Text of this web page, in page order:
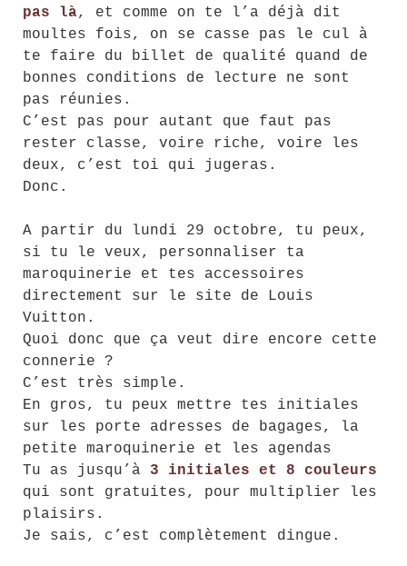
pas là, et comme on te l’a déjà dit
moultes fois, on se casse pas le cul à
te faire du billet de qualité quand de
bonnes conditions de lecture ne sont
pas réunies.
C’est pas pour autant que faut pas
rester classe, voire riche, voire les
deux, c’est toi qui jugeras.
Donc.
A partir du lundi 29 octobre, tu peux,
si tu le veux, personnaliser ta
maroquinerie et tes accessoires
directement sur le site de Louis
Vuitton.
Quoi donc que ça veut dire encore cette
connerie ?
C’est très simple.
En gros, tu peux mettre tes initiales
sur les porte adresses de bagages, la
petite maroquinerie et les agendas
Tu as jusqu’à 3 initiales et 8 couleurs
qui sont gratuites, pour multiplier les
plaisirs.
Je sais, c’est complètement dingue.